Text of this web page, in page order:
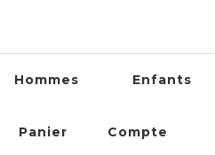
Hommes Enfants
Panier Compte